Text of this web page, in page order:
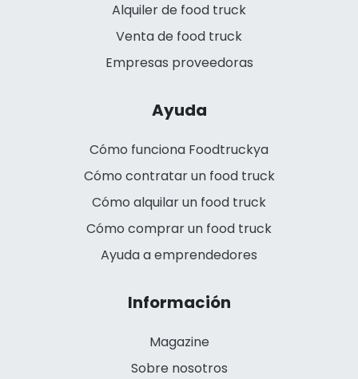
Alquiler de food truck
Venta de food truck
Empresas proveedoras
Ayuda
Cómo funciona Foodtruckya
Cómo contratar un food truck
Cómo alquilar un food truck
Cómo comprar un food truck
Ayuda a emprendedores
Información
Magazine
Sobre nosotros